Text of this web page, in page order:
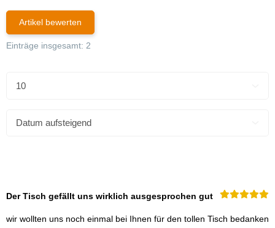
Artikel bewerten
Einträge insgesamt: 2
Der Tisch gefällt uns wirklich ausgesprochen gut
wir wollten uns noch einmal bei Ihnen für den tollen Tisch bedanken